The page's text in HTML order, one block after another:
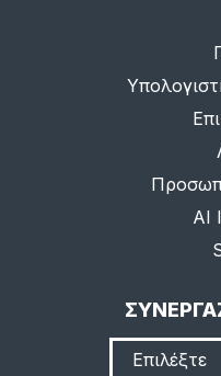
AI
Επιλέξτε